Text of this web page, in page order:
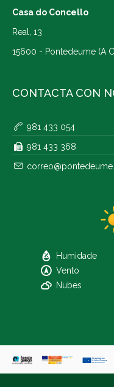
Casa do Concello
Real, 13
15600 - Pontedeume (A
CONTACTA CON
981 433 054
981 433 368
Humidade
Vento
Nubes